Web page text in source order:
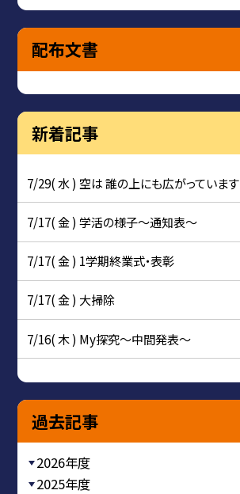
配布文書
新着記事
7/29( 水 ) 空は 誰の上にも広がっています
7/17( 金 ) 学活の様子〜通知表〜
7/17( 金 ) 1学期終業式・表彰
7/17( 金 ) 大掃除
7/16( 木 ) My探究～中間発表～
過去記事
2026年度
2025年度